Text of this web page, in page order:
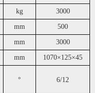
kg 3000
mm 500
mm 3000
mm 1070×125×45
° 6/12